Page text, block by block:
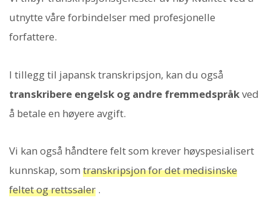
utnytte våre forbindelser med profesjonelle
forfattere.
I tillegg til japansk transkripsjon, kan du også
transkribere engelsk og andre fremmedspråkved
å betale en høyere avgift.
Vi kan også håndtere felt som krever høyspesialisert
kunnskap, som transkripsjon for det medisinske
feltet og rettssaler .